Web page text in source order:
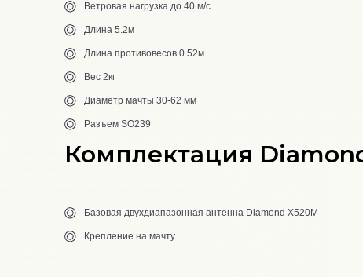
Ветровая нагрузка до 40 м/с
Длина 5.2м
Длина противовесов 0.52м
Вес 2кг
Диаметр мачты 30-62 мм
Разъем SO239
Комплектация
Базовая двухдиапазонная антенна Diamond X520M
Крепление на мачту